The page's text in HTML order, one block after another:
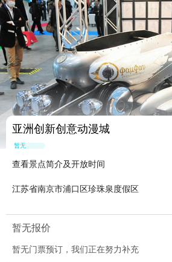
亚洲创新创意动漫城
暂无点评
查看景点简介及开放时间
江苏省南京市浦口区珍珠泉度假区
暂无报价
暂无门票预订，我们正在努力补充
